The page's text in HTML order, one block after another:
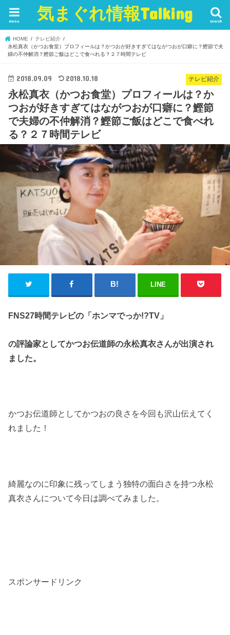
気まぐれ情報Talking search
menu
HOME
テレビ紹介
永松真衣（かつお食堂）プロフィールは？かつおが好きすぎてはながつおが口癖に？鰹節で夫
婦の不仲解消？鰹節ご飯はどこで食べれる？２７時間テレビ
テレビ紹介
2018.09.09 2018.10.18
永松真衣（かつお食堂）プロフィールは？か
つおが好きすぎてはながつおが口癖に？鰹節
で夫婦の不仲解消？鰹節ご飯はどこで食べれ
る？２７時間テレビ
LINE
FNS27時間テレビの「ホンマでっか!?TV 」
の評論家としてかつお伝道師の永松真衣さんが出演され
ました。
かつお伝道師としてかつおの良さを今回も沢山伝えてく
れました！
綺麗なのに印象に残ってしまう独特の面白さを持つ永松
真衣さんについて今日は調べてみました。
スポンサードリンク